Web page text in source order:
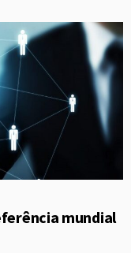
mundial